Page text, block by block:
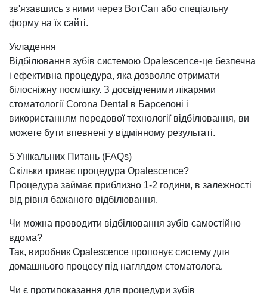
зв'язавшись з ними через ВотСап або спеціальну
форму на їх сайті.
Укладення
Відбілювання зубів системою Opalescence-це безпечна
і ефективна процедура, яка дозволяє отримати
білосніжну посмішку. З досвідченими лікарями
стоматології Corona Dental в Барселоні і
використанням передової технології відбілювання, ви
можете бути впевнені у відмінному результаті.
5 Унікальних Питань (FAQs)
Скільки триває процедура Opalescence?
Процедура займає приблизно 1-2 години, в залежності
від рівня бажаного відбілювання.
Чи можна проводити відбілювання зубів самостійно
вдома?
Так, виробник Opalescence пропонує систему для
домашнього процесу під наглядом стоматолога.
Чи є протипоказання для процедури зубів